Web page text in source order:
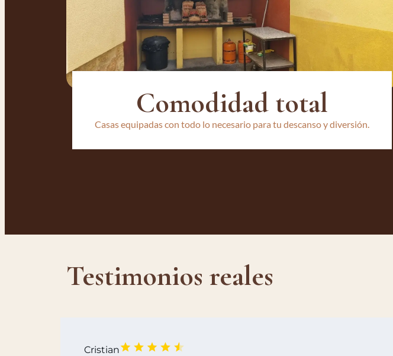
Comodidad total
Casas equipadas con todo lo necesario para tu descanso y diversión.
Testimonios reales
Cristian